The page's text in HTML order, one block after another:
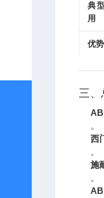
典
用
优势
三、
。
西
。
施
。